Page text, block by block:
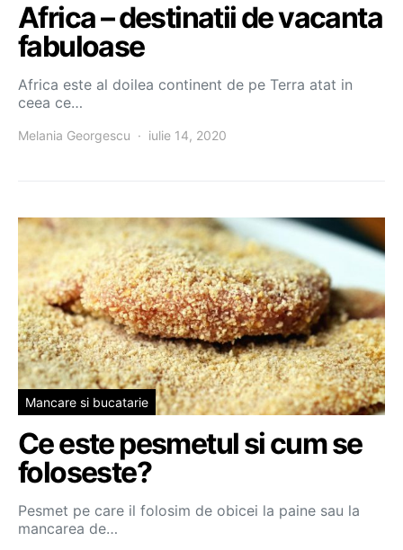
Africa – destinatii de vacanta
fabuloase
Africa este al doilea continent de pe Terra atat in
ceea ce…
Melania Georgescu iulie 14, 2020
Mancare si bucatarie
Ce este pesmetul si cum se
foloseste?
Pesmet pe care il folosim de obicei la paine sau la
mancarea de…